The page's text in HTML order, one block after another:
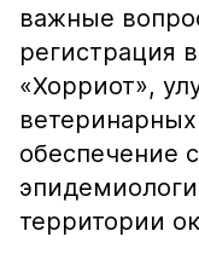
важные
регистрация
«Хорриот»,
обеспечение
территории